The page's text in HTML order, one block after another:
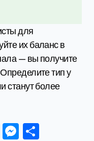
для
их баланс в
— вы получите
тип у
станут более
WhatsApp